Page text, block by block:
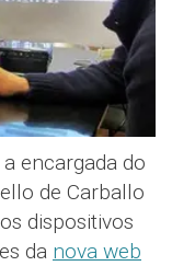
encargada do
de Carballo
dispositivos
da nova web